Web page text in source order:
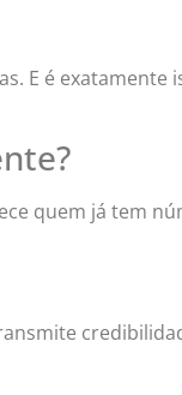
E é exatamente
quem já tem